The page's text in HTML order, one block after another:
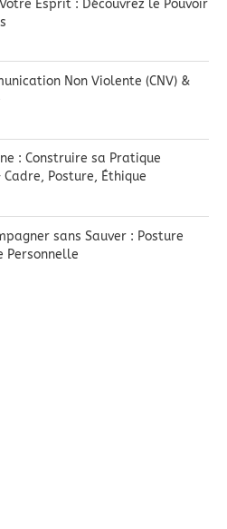
Esprit : Découvrez le Pouvoir
Non Violente (CNV) &
: Construire sa Pratique
Posture, Éthique
sans Sauver : Posture
Personnelle